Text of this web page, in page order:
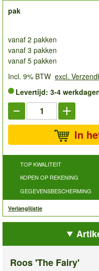
order
pak
vanaf 2 pakken
vanaf 3 pakken
vanaf 5 pakken
Incl. 9% BTW excl.
Levertijd: 3-4
In
TOP KWALITEIT
KOPEN OP REKENING
GEGEVENSBESCHERMING
Verlanglijstje
Roos 'The Fairy'